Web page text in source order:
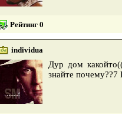
Рейтинг 0
individua
Дур дом
знайте